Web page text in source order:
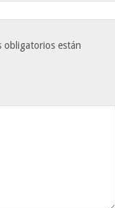
obligatorios están